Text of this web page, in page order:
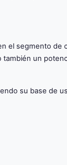
el segmento
un
su base de